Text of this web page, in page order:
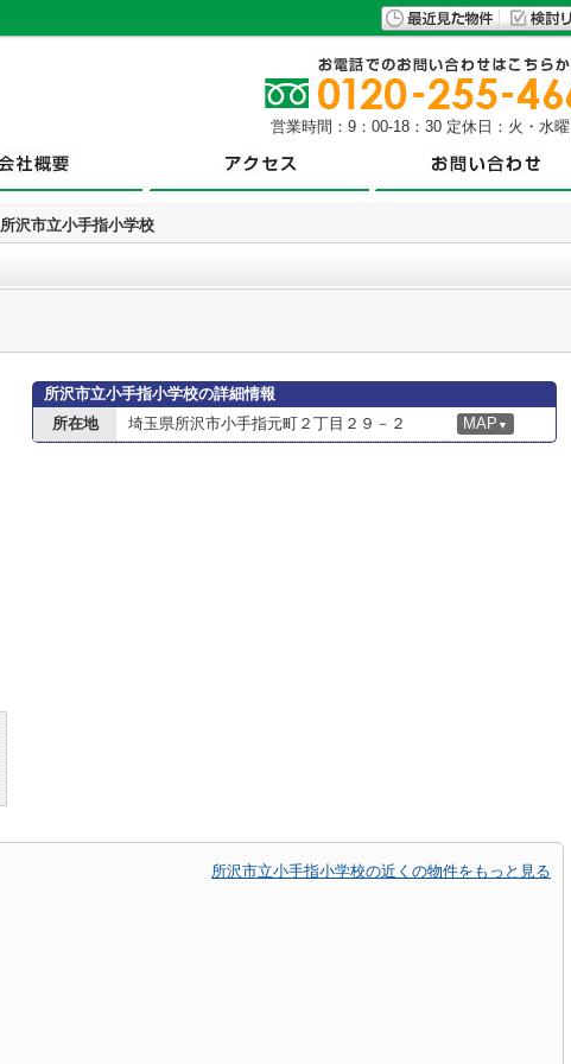
営業時間：9：00-18：30 定休日：火・水曜
所沢市立小手指小学校
所沢市立小手指小学校の詳細情報
所在地
埼玉県所沢市小手指元町２丁目２９－２ MAP ▼
所沢市立小手指小学校の近くの物件をもっと見る